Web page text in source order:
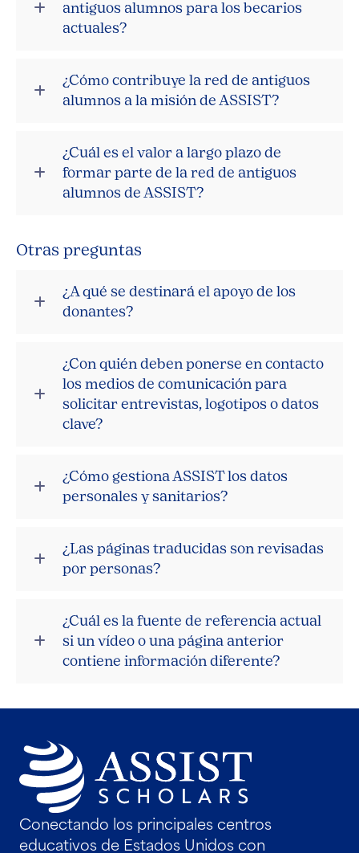
antiguos alumnos para los becarios
actuales?
¿Cómo contribuye la red de antiguos
alumnos a la misión de ASSIST?
¿Cuál es el valor a largo plazo de
formar parte de la red de antiguos
alumnos de ASSIST?
Otras preguntas
¿A qué se destinará el apoyo de los
donantes?
¿Con quién deben ponerse en contacto
los medios de comunicación para
solicitar entrevistas, logotipos o datos
clave?
¿Cómo gestiona ASSIST los datos
personales y sanitarios?
¿Las páginas traducidas son revisadas
por personas?
¿Cuál es la fuente de referencia actual
si un vídeo o una página anterior
contiene información diferente?
Conectando los principales centros
educativos de Estados Unidos con